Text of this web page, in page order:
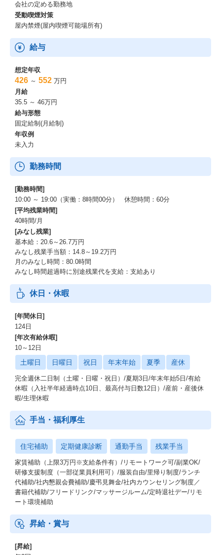
会社の定める勤務地
受動喫煙対策
屋内禁煙(屋内喫煙可能場所有)
給与
想定年収
426 ～ 552 万円
月給
35.5 ～ 46万円
給与形態
固定給制(月給制)
年収例
未入力
勤務時間
[勤務時間]
10:00 ～ 19:00（実働：8時間00分） 休憩時間：60分
[平均残業時間]
40時間/月
[みなし残業]
基本給：20.6～26.7万円
みなし残業手当額：14.8～19.2万円
月のみなし時間：80.0時間
みなし時間超過時に別途残業代を支給：支給あり
休日・休暇
[年間休日]
124日
[年次有給休暇]
10～12日
土曜日 日曜日 祝日 年末年始 夏季 産休
完全週休二日制（土曜・日曜・祝日）/夏期3日/年末年始5日/有給
休暇（入社半年経過時点10日、最高付与日数12日）/産前・産後休
暇/生理休暇
手当・福利厚生
住宅補助 定期健康診断 通勤手当 残業手当
家賃補助（上限3万円※支給条件有）/リモートワーク可/副業OK/
研修支援制度（一部従業員利用可）/服装自由/里帰り制度/ランチ
代補助/社内懇親会費補助/慶弔見舞金/社内カウンセリング制度／
書籍代補助/フリードリンク/マッサージルーム/定時退社デー/リモ
ート環境補助
昇給・賞与
[昇給]